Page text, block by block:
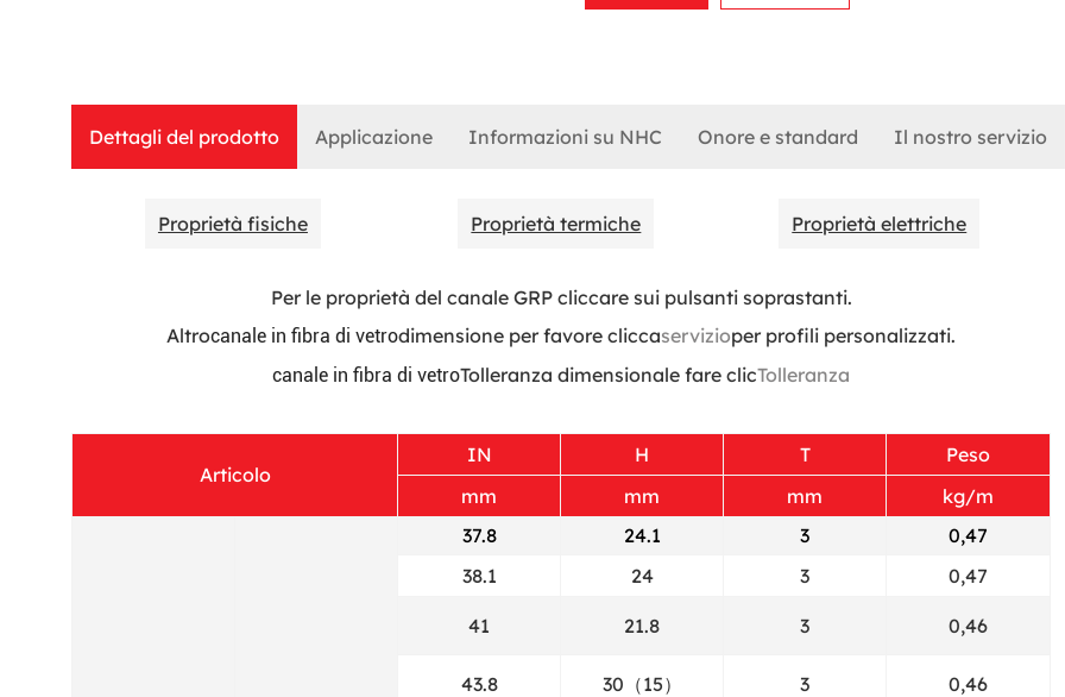
Dettagli del prodotto Applicazione Informazioni su NHC Onore e standard Il nostro servizio
Proprietà fisiche Proprietà termiche Proprietà elettriche
Per le proprietà del canale GRP cliccare sui pulsanti soprastanti.
Altrocanale in fibra di vetrodimensione per favore cliccaservizioper profili personalizzati.
canale in fibra di vetroTolleranza dimensionale fare clicTolleranza
Articolo
IN H T
Peso
mm
mm mm kg/m
37.8 24.1 3
0,47
38.1
24 3 0,47
41 21.8 3 0,46
43.8 30（15） 3 0,46